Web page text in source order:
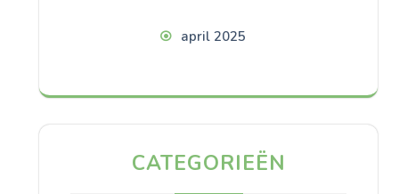
april 2025
CATEGORIEËN